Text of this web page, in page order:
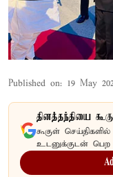
Published on: 19 May
தினத்தந்தியை
கூகுள்
உடனுக்குடன் பெற